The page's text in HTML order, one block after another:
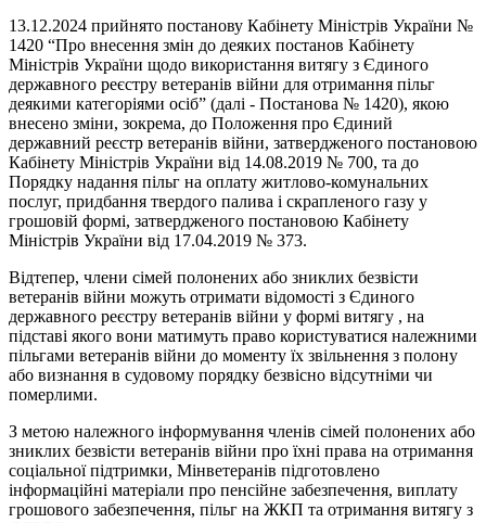
13.12.2024 прийнято постанову Кабінету Міністрів України №
1420 “Про внесення змін до деяких постанов Кабінету
Міністрів України щодо використання витягу з Єдиного
державного реєстру ветеранів війни для отримання пільг
деякими категоріями осіб” (далі - Постанова № 1420), якою
внесено зміни, зокрема, до Положення про Єдиний
державний реєстр ветеранів війни, затвердженого постановою
Кабінету Міністрів України від 14.08.2019 № 700, та до
Порядку надання пільг на оплату житлово-комунальних
послуг, придбання твердого палива і скрапленого газу у
грошовій формі, затвердженого постановою Кабінету
Міністрів України від 17.04.2019 № 373.
Відтепер, члени сімей полонених або зниклих безвісти
ветеранів війни можуть отримати відомості з Єдиного
державного реєстру ветеранів війни у формі витягу , на
підставі якого вони матимуть право користуватися належними
пільгами ветеранів війни до моменту їх звільнення з полону
або визнання в судовому порядку безвісно відсутніми чи
померлими.
З метою належного інформування членів сімей полонених або
зниклих безвісти ветеранів війни про їхні права на отримання
соціальної підтримки, Мінветеранів підготовлено
інформаційні матеріали про пенсійне забезпечення, виплату
грошового забезпечення, пільг на ЖКП та отримання витягу з